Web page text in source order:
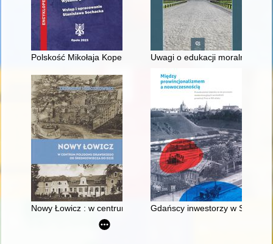
Polskość Mikołaja Kopernika z rodu ŚlązakaUwagi o edukacji moralnej
Nowy Łowicz : w centrum poligonu drawskiego od
Gdańscy inwestorzy w